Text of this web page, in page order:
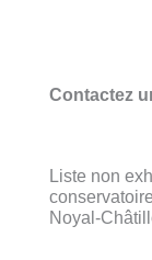
Contactez
Liste non
Noyal-